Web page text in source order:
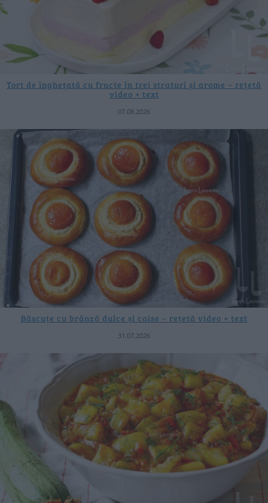
Tort de înghețată cu fructe în trei straturi și arome – rețetă
video + text
07.08.2026
Băscuțe cu brânză dulce și caise – rețetă video + text
31.07.2026